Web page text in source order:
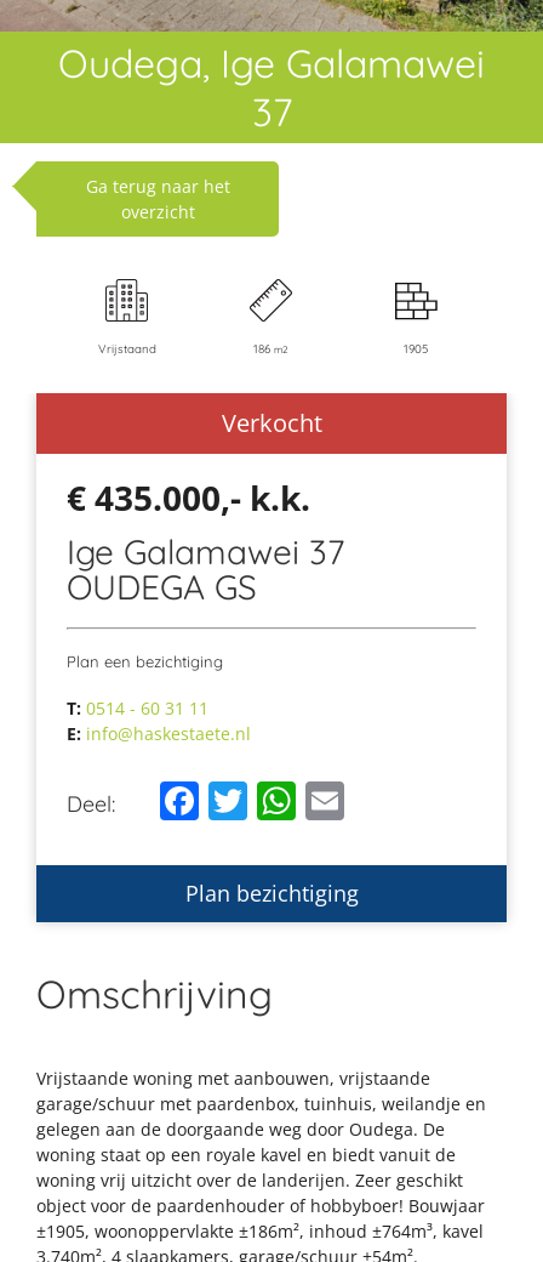
Oudega, Ige Galamawei
37
Ga terug naar het
overzicht
Vrijstaand 186m2 1905
Verkocht
€ 435.000,- k.k.
Ige Galamawei 37
OUDEGA GS
Plan een bezichtiging
T: 0514 - 60 31 11
E: info@haskestaete.nl
Deel: Facebook
TwitterWhatsApp
Email
Plan bezichtiging
Omschrijving
Vrijstaande woning met aanbouwen, vrijstaande
garage/schuur met paardenbox, tuinhuis, weilandje en
gelegen aan de doorgaande weg door Oudega. De
woning staat op een royale kavel en biedt vanuit de
woning vrij uitzicht over de landerijen. Zeer geschikt
object voor de paardenhouder of hobbyboer! Bouwjaar
±1905, woonoppervlakte ±186m², inhoud ±764m³, kavel
3.740m², 4 slaapkamers, garage/schuur ±54m².